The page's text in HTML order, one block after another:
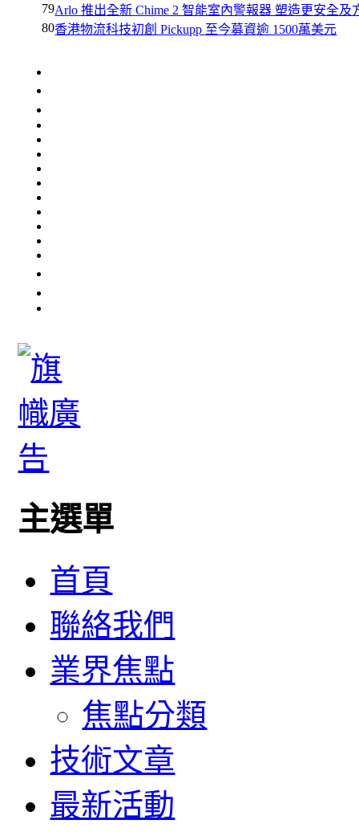
79Arlo 推出全新 Chime 2 智能室內警報器 塑造更安全及
80香港物流科技初創 Pickupp 至今募資逾 1500萬美元
主選單
首頁
聯絡我們
業界焦點
焦點分類
技術文章
最新活動